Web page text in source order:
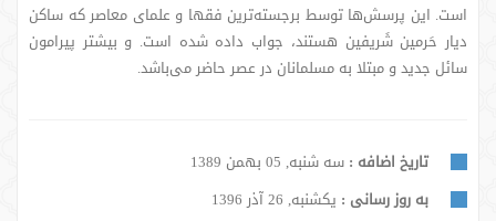
است. این پرسش‌ها توسط برجسته‌ترین فقها و علمای معاصر که ساکن
دیار حَرمین شَریفین هستند، جواب داده شده است. و بیشتر پیرامون
سائل جدید و مبتلا به مسلمانان در عصر حاضر می‌باشد.
تاریخ اضافه : سه شنبه, 05 بهمن 1389
به روز رسانی : یکشنبه, 26 آذر 1396